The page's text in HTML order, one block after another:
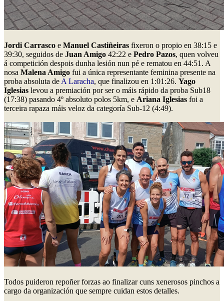
Jordi Carrasco e Manuel Castiñeiras fixeron o propio en 38:15 e
39:30, seguidos de Juan Amigo 42:22 e Pedro Pazos, quen volveu
á competición despois dunha lesión nun pé e rematou en 44:51. A
nosa Malena Amigo fui a única representante feminina presente na
proba absoluta de A Laracha, que finalizou en 1:01:26. Yago
Iglesias levou a premiación por ser o máis rápido da proba Sub18
(17:38) pasando 4º absoluto polos 5km, e Ariana Iglesias foi a
terceira rapaza máis veloz da categoría Sub-12 (4:49).
Todos puideron repoñer forzas ao finalizar cuns xenerosos pinchos a
cargo da organización que sempre cuidan estos detalles.